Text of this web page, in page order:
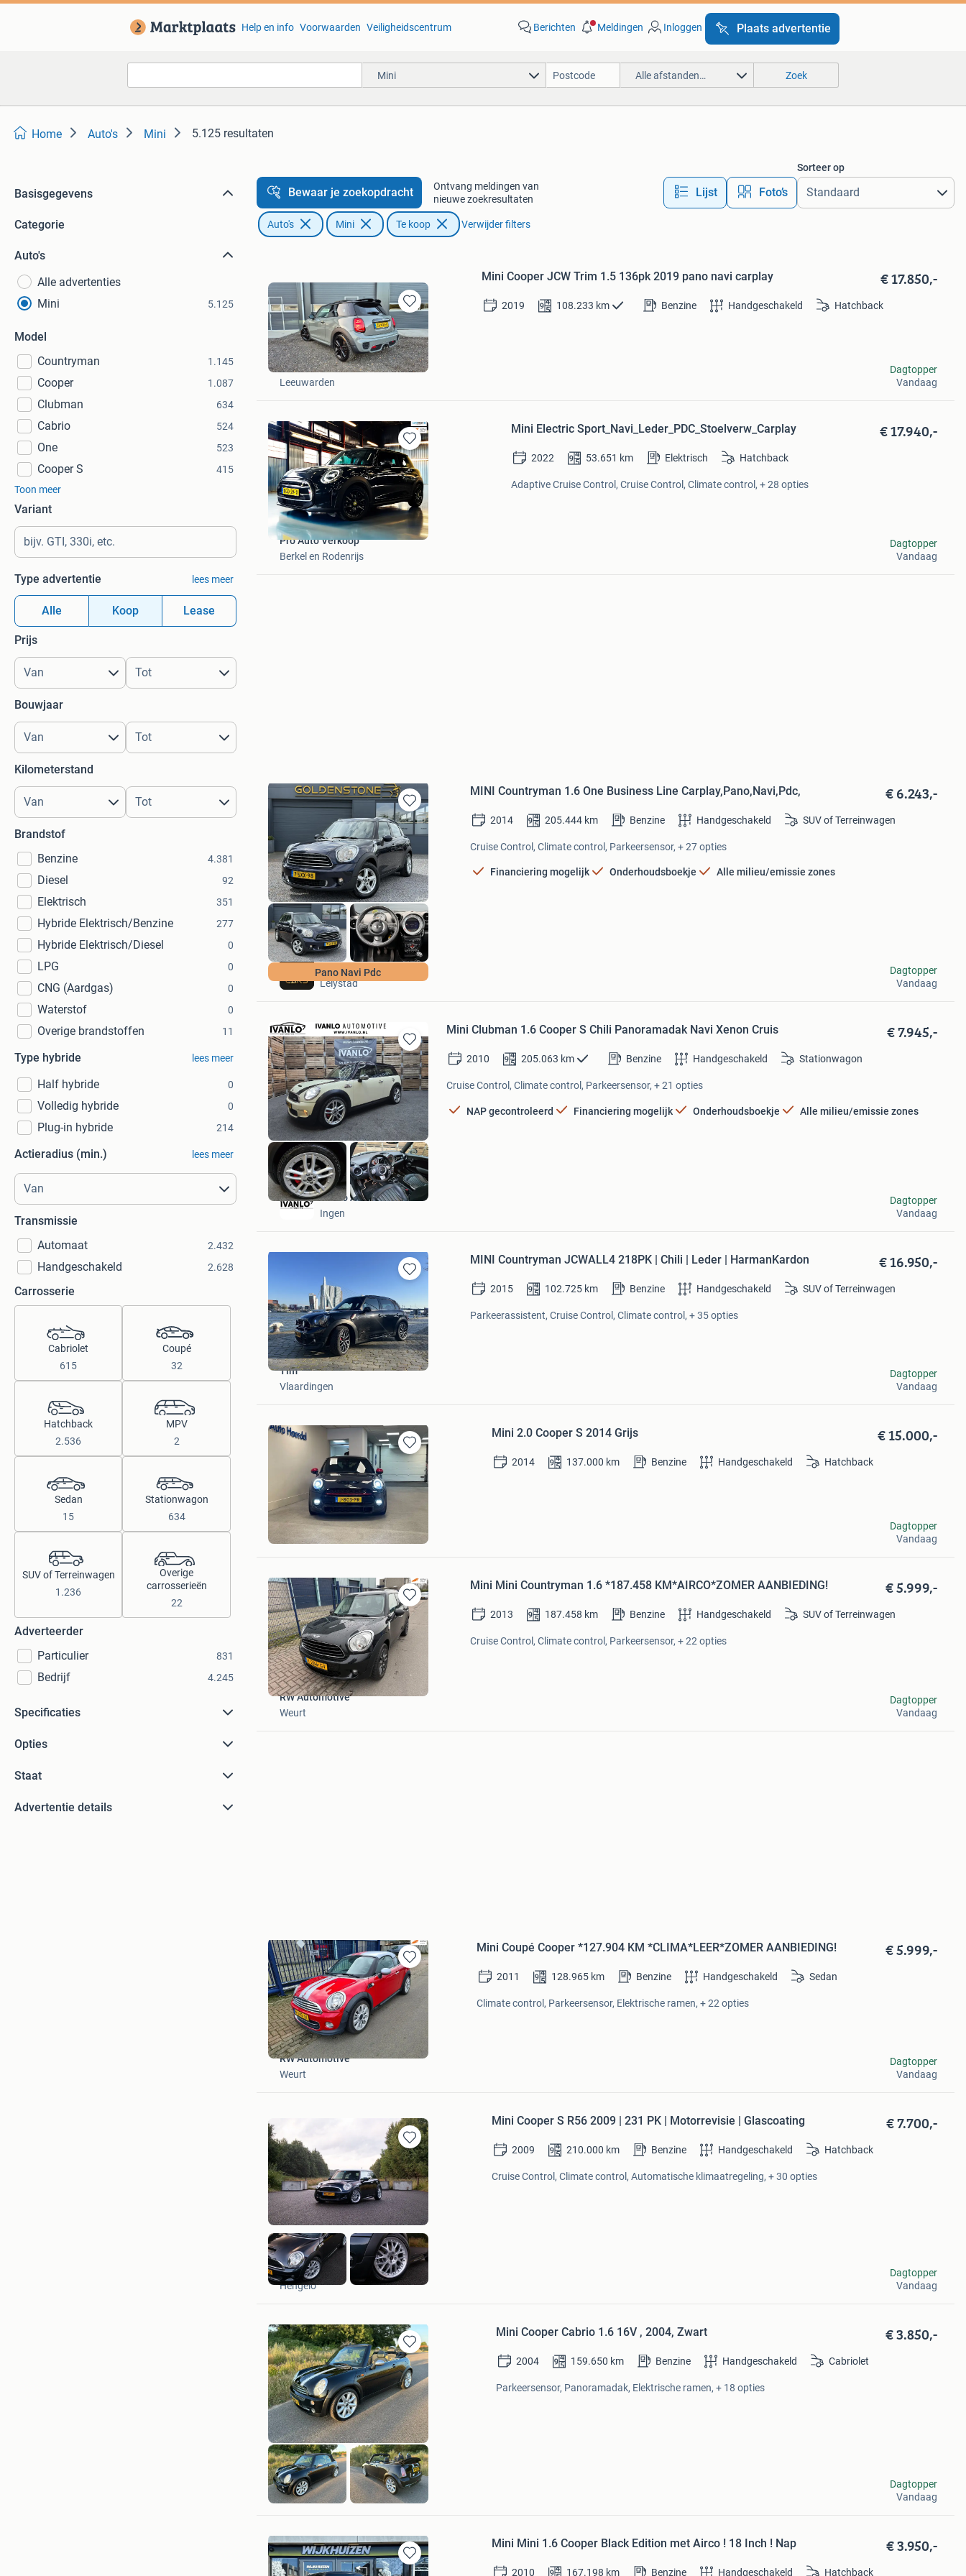
Help en info Voorwaarden Veiligheidscentrum Berichten Meldingen Inloggen Plaats advertentie
Mini Alle afstanden… Zoek
Home Auto's Mini 5.125 resultaten
Basisgegevens
Categorie
Auto's
Alle advertenties
Mini
5.125
Model
Countryman
1.145
Cooper 1.087
Clubman 634
Cabrio 524
One 523
Cooper S
415
Toon meer
Variant
Type advertentie lees meer
Alle Koop Lease
Prijs
Bouwjaar
Kilometerstand
Brandstof
Benzine
4.381
Diesel 92
Elektrisch 351
Hybride Elektrisch/Benzine 277
Hybride Elektrisch/Diesel 0
LPG 0
CNG (Aardgas) 0
Waterstof 0
Overige brandstoffen 11
Type hybride lees meer
Half hybride 0
Volledig hybride 0
Plug-in hybride 214
Actieradius (min.) lees meer
Transmissie
Automaat
2.432
Handgeschakeld 2.628
Carrosserie
Cabriolet
615
Coupé
32
Hatchback
2.536
MPV
2
Sedan
15
Stationwagon
634
SUV of Terreinwagen
1.236
Overige
carrosserieën
22
Adverteerder
Particulier
831
Bedrijf 4.245
Specificaties
Opties
Staat
Advertentie details
Bewaar je zoekopdracht
Ontvang meldingen van
nieuwe zoekresultaten
Lijst Foto’s
Sorteer op
Auto's Mini Te koop Verwijder filters
Bewaren
in
Mijn
Favorieten
Mini Cooper JCW Trim 1.5 136pk 2019 pano navi carplay € 17.850,-
2019 108.233 km Benzine Handgeschakeld Hatchback
Hoekstra
Leeuwarden
Dagtopper
Vandaag
Bewaren
in
Mijn
Favorieten
Mini Electric Sport_Navi_Leder_PDC_Stoelverw_Carplay € 17.940,-
2022 53.651 km Elektrisch Hatchback
Adaptive Cruise Control, Cruise Control, Climate control, + 28 opties
Pro Auto Verkoop
Berkel en Rodenrijs
Dagtopper
Vandaag
Bewaren
in
Mijn
Favorieten
Pano Navi Pdc
MINI Countryman 1.6 One Business Line Carplay,Pano,Navi,Pdc, € 6.243,-
2014 205.444 km Benzine Handgeschakeld SUV of Terreinwagen
Cruise Control, Climate control, Parkeersensor, + 27 opties
Financiering mogelijk Onderhoudsboekje Alle milieu/emissie zones
Goldenstone Cars B.V.
Lelystad
Dagtopper
Vandaag
Bewaren
in
Mijn
Favorieten
Mini Clubman 1.6 Cooper S Chili Panoramadak Navi Xenon Cruis € 7.945,-
2010 205.063 km Benzine Handgeschakeld Stationwagon
Cruise Control, Climate control, Parkeersensor, + 21 opties
NAP gecontroleerd Financiering mogelijk Onderhoudsboekje Alle milieu/emissie zones
Ivanlo Automotive B.V.
Ingen
Dagtopper
Vandaag
Bewaren
in
Mijn
Favorieten
MINI Countryman JCWALL4 218PK | Chili | Leder | HarmanKardon € 16.950,-
2015 102.725 km Benzine Handgeschakeld SUV of Terreinwagen
Parkeerassistent, Cruise Control, Climate control, + 35 opties
Tim
Vlaardingen
Dagtopper
Vandaag
Bewaren
in
Mijn
Favorieten
Mini 2.0 Cooper S 2014 Grijs € 15.000,-
2014 137.000 km Benzine Handgeschakeld Hatchback
sadi
Voerendaal
Dagtopper
Vandaag
Bewaren
in
Mijn
Favorieten
Mini Mini Countryman 1.6 *187.458 KM*AIRCO*ZOMER AANBIEDING! € 5.999,-
2013 187.458 km Benzine Handgeschakeld SUV of Terreinwagen
Cruise Control, Climate control, Parkeersensor, + 22 opties
RW Automotive
Weurt
Dagtopper
Vandaag
Bewaren
in
Mijn
Favorieten
Mini Coupé Cooper *127.904 KM *CLIMA*LEER*ZOMER AANBIEDING! € 5.999,-
2011 128.965 km Benzine Handgeschakeld Sedan
Climate control, Parkeersensor, Elektrische ramen, + 22 opties
RW Automotive
Weurt
Dagtopper
Vandaag
Bewaren
in
Mijn
Favorieten
Mini Cooper S R56 2009 | 231 PK | Motorrevisie | Glascoating € 7.700,-
2009 210.000 km Benzine Handgeschakeld Hatchback
Cruise Control, Climate control, Automatische klimaatregeling, + 30 opties
Simon
Hengelo
Dagtopper
Vandaag
Bewaren
in
Mijn
Favorieten
Mini Cooper Cabrio 1.6 16V , 2004, Zwart € 3.850,-
2004 159.650 km Benzine Handgeschakeld Cabriolet
Parkeersensor, Panoramadak, Elektrische ramen, + 18 opties
Maarten
Wehl
Dagtopper
Vandaag
Bewaren
Mini Mini 1.6 Cooper Black Edition met Airco ! 18 Inch ! Nap € 3.950,-
2010 167.198 km Benzine Handgeschakeld Hatchback